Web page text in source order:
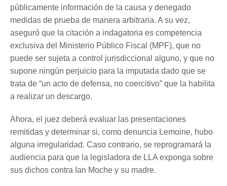
públicamente información de la causa y denegado
medidas de prueba de manera arbitraria. A su vez,
aseguró que la citación a indagatoria es competencia
exclusiva del Ministerio Público Fiscal (MPF), que no
puede ser sujeta a control jurisdiccional alguno, y que no
supone ningún perjuicio para la imputada dado que se
trata de “un acto de defensa, no coercitivo” que la habilita
a realizar un descargo.
Ahora, el juez deberá evaluar las presentaciones
remitidas y determinar si, como denuncia Lemoine, hubo
alguna irregularidad. Caso contrario, se reprogramará la
audiencia para que la legisladora de LLA exponga sobre
sus dichos contra Ian Moche y su madre.